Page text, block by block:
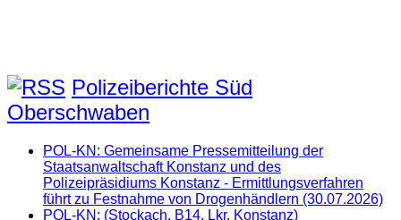
Polizeiberichte Süd
Oberschwaben
POL-KN: Gemeinsame Pressemitteilung der
Staatsanwaltschaft Konstanz und des
Polizeipräsidiums Konstanz - Ermittlungsverfahren
führt zu Festnahme von Drogenhändlern (30.07.2026)
POL-KN: (Stockach, B14, Lkr. Konstanz)